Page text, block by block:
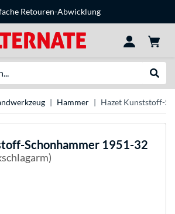
Retouren-Abwicklung
Hammer Hazet Kunststoff-
Schonhammer 1951-32